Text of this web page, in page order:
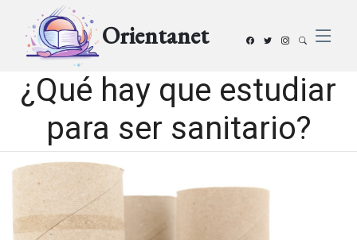
Orientanet
¿Qué hay que estudiar
para ser sanitario?